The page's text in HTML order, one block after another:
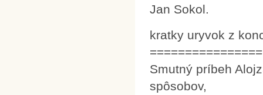
Jan Sokol.
kratky uryvok z
Smutný príbeh
spôsobov,